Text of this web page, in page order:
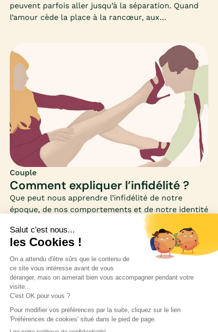
peuvent parfois aller jusqu’à la séparation. Quand
l’amour cède la place à la rancœur, aux
couple au bord de la rupture ?Faut-il se battre
pour sauver son couple à tout prix ? Quelles
attitudes adopter ?Bien vivre les changements au
sein du couple, les rencontres, les enfants ou les
évolutions personnelles, Mia donne des pistes à
celles et ceux qui veulent sauver leur couple.
Couple
Comment expliquer l’infidélité ?
Que peut nous apprendre l’infidélité de notre
époque, de nos comportements et de notre identité
intime ?À la lumière des applications de rencontres
extraconjugales (Gleeden pour n’en citer qu’une) et
de l’ère numérique, l’infidélité n’a jamais été aussi
accessible ; et pose ainsi la question des
limites.Toute la question étant de savoir à partir de
quel moment nos comportements (qu’ils soient en
ligne ou non) peuvent-ils être dangereux.Mia fait le
Inscrivez-vous à notre newsletter pour rester
informée des nouveautés médicales.